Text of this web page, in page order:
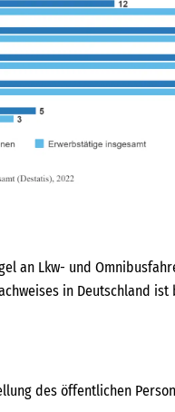
an Lkw- und
in Deutschland
des öffentlichen